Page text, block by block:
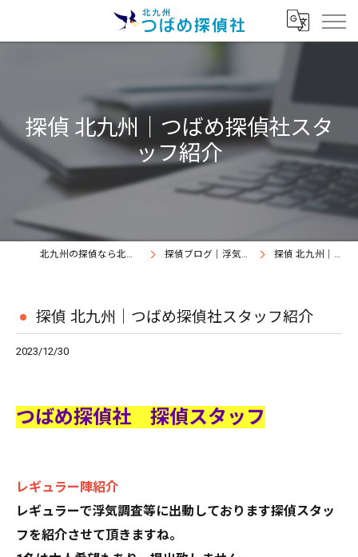
探偵 北九州｜つばめ探偵社スタ
ッフ紹介
北九州の探偵なら北九州つばめ探偵社｜証拠満載提出継続中 探偵ブログ｜浮気調査北九州、北九州つばめ探偵社 探偵 北九州｜つばめ探偵社スタッフ紹介
探偵 北九州｜つばめ探偵社スタッフ紹介
2023/12/30
つばめ探偵社 探偵スタッフ
レギュラー陣紹介
レギュラーで浮気調査等に出動しております探偵スタッ
フを紹介させて頂きますね。